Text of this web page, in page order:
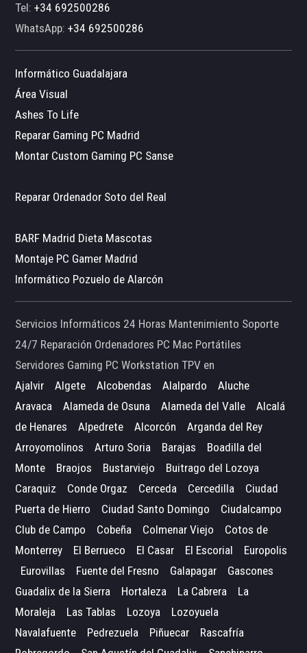
Tel:+34 692500286
WhatsApp:+34 692500286
Informático Guadalajara
Área Visual
Ashes To Life
Reparar Gaming PC Madrid
Montar Custom Gaming PC Sanse
Reparar Ordenador Soto del Real
BARF Madrid Dieta Mascotas
Montaje PC Gamer Madrid
Informático Pozuelo de Alarcón
Servicios Informáticos 24 Horas Mantenimiento Soporte
24/7 Reparación Ordenadores PC Mac Portátiles
Servidores Gaming PC Workstation TPV en
Ajalvir
Algete Alcobendas Alalpardo
Aluche
Aravaca
Alameda de Osuna Alameda del Valle
Alcalá
de Henares
Alpedrete Alcorcón
Arganda del Rey
Arroyomolinos
Arturo Soria Barajas
Boadilla del
Monte
Braojos Bustarviejo
Buitrago del Lozoya
Caraquiz
Conde Orgaz Cerceda Cercedilla
Ciudad
Puerta de Hierro
Ciudad Santo Domingo
Ciudalcampo
Club de Campo
Cobeña Colmenar Viejo
Cotos de
Monterrey
El Berrueco El Casar El Escorial
Europolis
Eurovillas
Fuente del Fresno Galapagar
Gascones
Guadalix de la Sierra
Hortaleza La Cabrera
La
Moraleja
Las Tablas Lozoya
Lozoyuela
Navalafuente
Pedrezuela Piñuecar
Rascafría